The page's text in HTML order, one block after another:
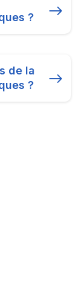
?
de la
?